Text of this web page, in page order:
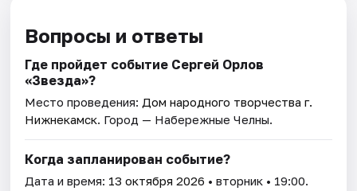
Вопросы и ответы
Где пройдет событие Сергей Орлов
«Звезда»?
Место проведения: Дом народного творчества г.
Нижнекамск. Город — Набережные Челны.
Когда запланирован событие?
Дата и время: 13 октября 2026 • вторник • 19:00.